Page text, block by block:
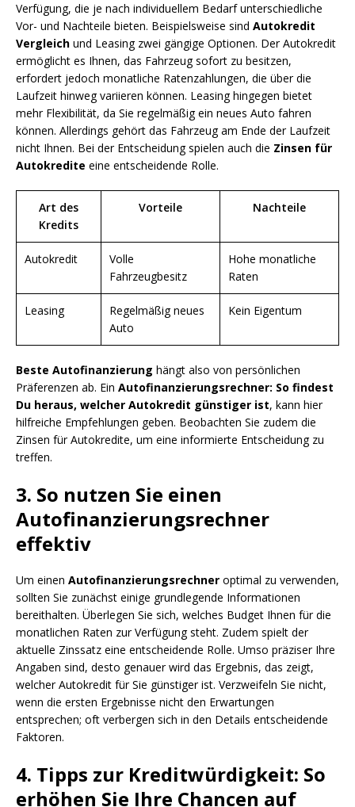
Verfügung, die je nach individuellem Bedarf unterschiedliche
Vor- und Nachteile bieten. Beispielsweise sind Autokredit
Vergleich und Leasing zwei gängige Optionen. Der Autokredit
ermöglicht es Ihnen, das Fahrzeug sofort zu besitzen,
erfordert jedoch monatliche Ratenzahlungen, die über die
Laufzeit hinweg variieren können. Leasing hingegen bietet
mehr Flexibilität, da Sie regelmäßig ein neues Auto fahren
können. Allerdings gehört das Fahrzeug am Ende der Laufzeit
nicht Ihnen. Bei der Entscheidung spielen auch die Zinsen für
Autokredite eine entscheidende Rolle.
Art des
Kredits
Vorteile Nachteile
Autokredit
Volle
Fahrzeugbesitz
Hohe monatliche
Raten
Leasing
Regelmäßig neues
Auto
Kein Eigentum
Beste Autofinanzierung hängt also von persönlichen
Präferenzen ab. Ein Autofinanzierungsrechner: So findest
Du heraus, welcher Autokredit günstiger ist, kann hier
hilfreiche Empfehlungen geben. Beobachten Sie zudem die
Zinsen für Autokredite, um eine informierte Entscheidung zu
treffen.
3. So nutzen Sie einen
Autofinanzierungsrechner
effektiv
Um einen Autofinanzierungsrechner optimal zu verwenden,
sollten Sie zunächst einige grundlegende Informationen
bereithalten. Überlegen Sie sich, welches Budget Ihnen für die
monatlichen Raten zur Verfügung steht. Zudem spielt der
aktuelle Zinssatz eine entscheidende Rolle. Umso präziser Ihre
Angaben sind, desto genauer wird das Ergebnis, das zeigt,
welcher Autokredit für Sie günstiger ist. Verzweifeln Sie nicht,
wenn die ersten Ergebnisse nicht den Erwartungen
entsprechen; oft verbergen sich in den Details entscheidende
Faktoren.
4. Tipps zur Kreditwürdigkeit: So
erhöhen Sie Ihre Chancen auf